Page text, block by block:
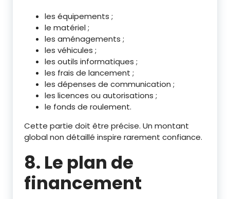
les équipements ;
le matériel ;
les aménagements ;
les véhicules ;
les outils informatiques ;
les frais de lancement ;
les dépenses de communication ;
les licences ou autorisations ;
le fonds de roulement.
Cette partie doit être précise. Un montant
global non détaillé inspire rarement confiance.
8. Le plan de
financement